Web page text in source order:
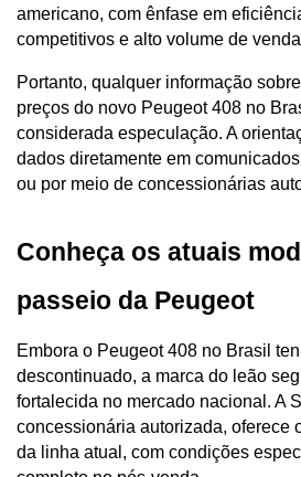
americano, com ênfase em
competitivos e alto volume de
Portanto, qualquer informação
preços do novo Peugeot 408 no
considerada especulação. A
dados diretamente em
ou por meio de concessionárias
Conheça os atuais
passeio da Peugeot
Embora o Peugeot 408 no Brasil
descontinuado, a marca do leão
fortalecida no mercado nacional. A
concessionária autorizada, oferece
da linha atual, com condições